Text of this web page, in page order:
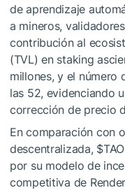
de aprendizaje
a mineros,
contribución al
(TVL) en staking
millones, y el número
las 52, evidenciando
corrección de precio
En comparación con
descentralizada, $TAO
por su modelo de
competitiva de